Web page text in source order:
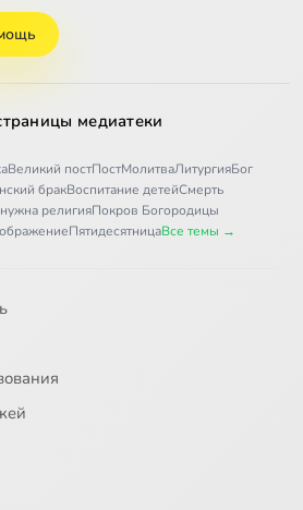
медиатеки
Великий постПостМолитваЛитургияБог
бракВоспитание детейСмерть
религияПокров Богородицы
ПятидесятницаВсе темы →